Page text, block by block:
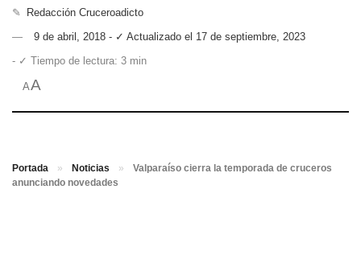
✎
Redacción Cruceroadicto
9 de abril, 2018 - ✓ Actualizado el 17 de septiembre, 2023
- ✓ Tiempo de lectura: 3 min
AA
Portada » Noticias »
Valparaíso cierra la temporada de cruceros
anunciando novedades